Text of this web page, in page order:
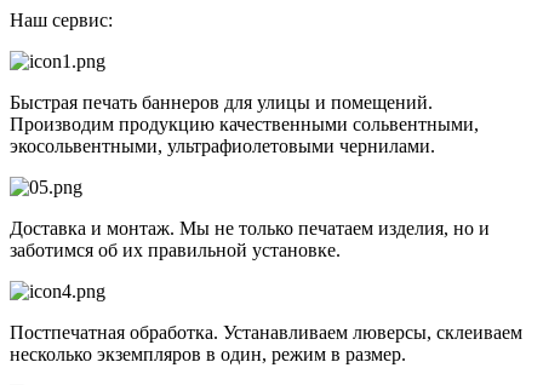
Наш сервис:
Быстрая печать баннеров для улицы и помещений.
Производим продукцию качественными сольвентными,
экосольвентными, ультрафиолетовыми чернилами.
Доставка и монтаж. Мы не только печатаем изделия, но и
заботимся об их правильной установке.
Постпечатная обработка. Устанавливаем люверсы, склеиваем
несколько экземпляров в один, режим в размер.